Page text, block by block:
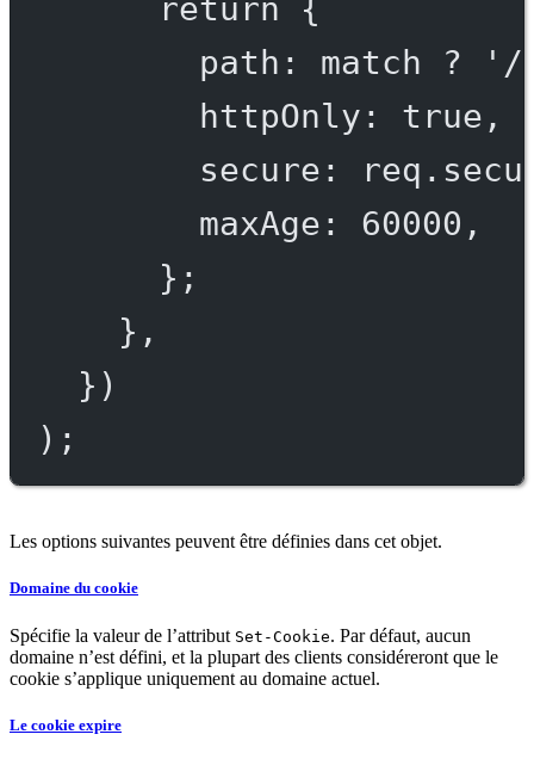
return {
path: match
?
httpOnly: true ,
secure:
maxAge: 60000 ,
};
},
})
);
Les options suivantes peuvent être définies dans cet objet.
Domaine du cookie
Spécifie la valeur de l’attribut Set-Cookie. Par défaut, aucun
domaine n’est défini, et la plupart des clients considéreront que le
cookie s’applique uniquement au domaine actuel.
Le cookie expire